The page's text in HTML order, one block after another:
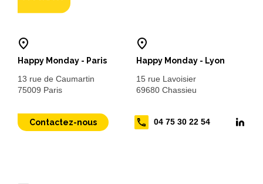
Happy Monday - Paris
13 rue de Caumartin
75009 Paris
Happy Monday - Lyon
15 rue Lavoisier
69680 Chassieu
Contactez-nous 04 75 30 22 54